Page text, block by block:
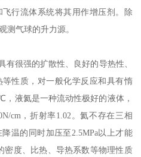
行流体系统将其用作增压剂。除
测气球的升力源。
有很强的扩散性、良好的导热性、
性质，对一般化学反应和具有惰
液氦是一种流动性极好的液体，
cm，折射率1.02。氦不存在三相
温的同时加压至2.5MPa以上才能
密度、比热、导热系数等物理性质